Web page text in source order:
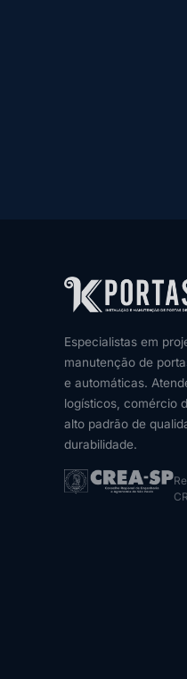
Especialistas em
manutenção de
e automáticas.
logísticos, comércio
alto padrão de
durabilidade.